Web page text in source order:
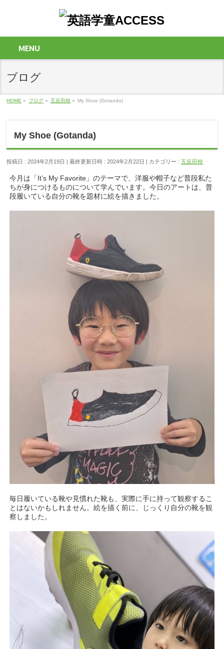
MENU
ブログ
HOME » ブログ » 五反田校 » My Shoe (Gotanda)
My Shoe (Gotanda)
投稿日 : 2024年2月19日 最終更新日時 : 2024年2月22日 カテゴリー :五反田校
今月は「It’s My Favorite」のテーマで、洋服や帽子など普段私た
ちが身につけるものについて学んでいます。今日のアートは、普
段履いている自分の靴を題材に絵を描きました。
毎日履いている靴や見慣れた靴も、実際に手に持って観察するこ
とはないかもしれません。絵を描く前に、じっくり自分の靴を観
察しました。